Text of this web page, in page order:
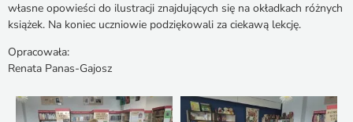
własne opowieści do ilustracji znajdujących się na okładkach różnych
książek. Na koniec uczniowie podziękowali za ciekawą lekcję.
Opracowała:
Renata Panas-Gajosz